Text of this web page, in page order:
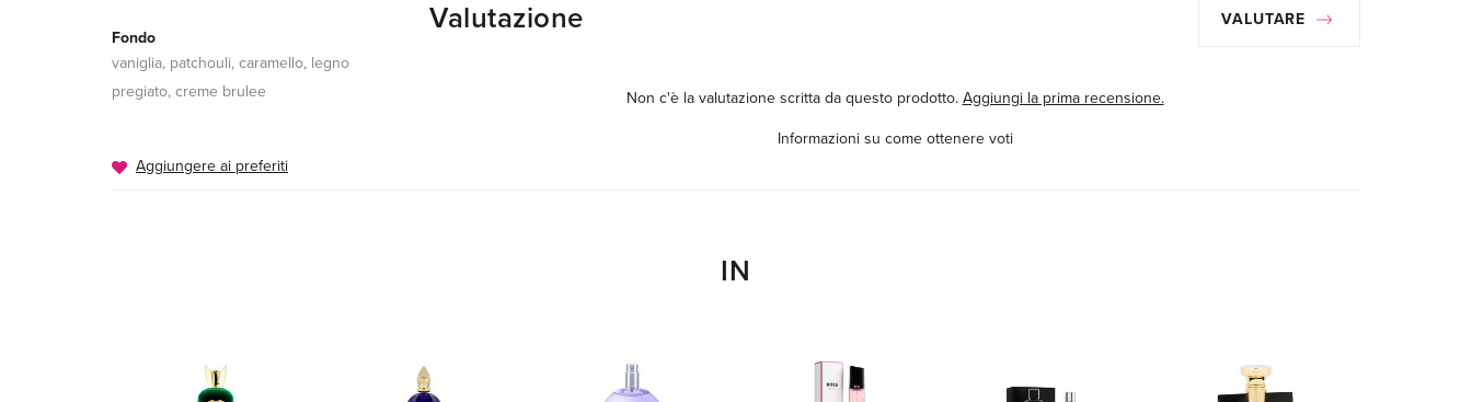
Fondo
vaniglia, patchouli, caramello, legno
pregiato, creme brulee
Aggiungere ai preferiti
Valutazione VALUTARE
Non c'è la valutazione scritta da questo prodotto. Aggiungi la prima recensione.
Informazioni su come ottenere voti
IN